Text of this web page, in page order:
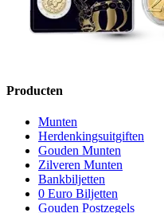
Producten
Munten
Herdenkingsuitgiften
Gouden Munten
Zilveren Munten
Bankbiljetten
0 Euro Biljetten
Gouden Postzegels